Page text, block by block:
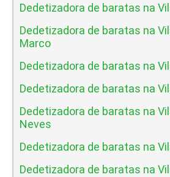
Dedetizadora de baratas na
Dedetizadora de baratas na
Marco
Dedetizadora de baratas na
Dedetizadora de baratas na
Dedetizadora de baratas na
Neves
Dedetizadora de baratas na
Dedetizadora de baratas na